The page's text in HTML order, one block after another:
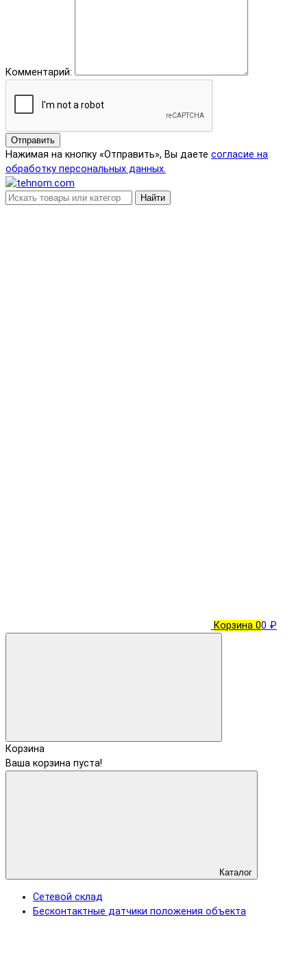
Комментарий:
Отправить
Нажимая на кнопку «Отправить», Вы даете согласие на
обработку персональных данных.
Найти
Корзина 00 ₽
Корзина
Ваша корзина пуста!
Каталог
Сетевой склад
Бесконтактные датчики положения объекта